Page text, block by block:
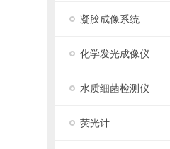
凝胶成像系统
化学发光成像仪
水质细菌检测仪
荧光计